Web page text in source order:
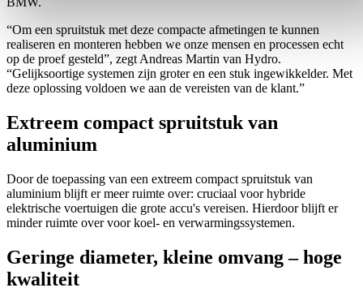
“Om een spruitstuk met deze compacte afmetingen te kunnen
realiseren en monteren hebben we onze mensen en processen echt
op de proef gesteld”, zegt Andreas Martin van Hydro.
“Gelijksoortige systemen zijn groter en een stuk ingewikkelder. Met
deze oplossing voldoen we aan de vereisten van de klant.”
Extreem compact spruitstuk van
aluminium
Door de toepassing van een extreem compact spruitstuk van
aluminium blijft er meer ruimte over: cruciaal voor hybride
elektrische voertuigen die grote accu's vereisen. Hierdoor blijft er
minder ruimte over voor koel- en verwarmingssystemen.
Geringe diameter, kleine omvang – hoge
kwaliteit